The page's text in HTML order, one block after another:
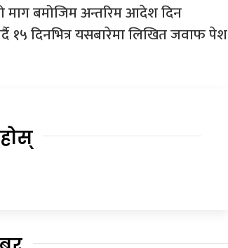
माग बमोजिम अन्तरिम आदेश दिन
१५ दिनभित्र यसबारेमा लिखित जवाफ पेश